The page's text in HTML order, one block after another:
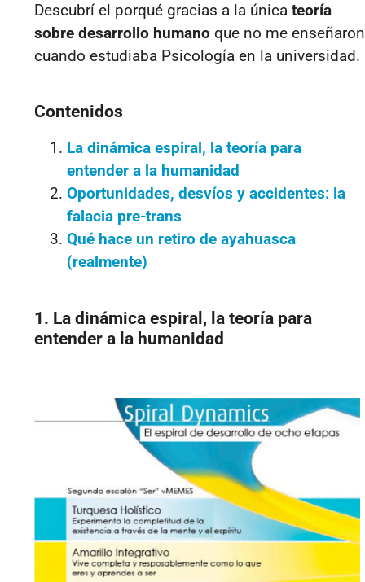
Descubrí el porqué gracias a la única teoría
sobre desarrollo humano que no me enseñaron
cuando estudiaba Psicología en la universidad.
Contenidos
La dinámica espiral, la teoría para
entender a la humanidad
Oportunidades, desvíos y accidentes: la
falacia pre-trans
Qué hace un retiro de ayahuasca
(realmente)
1. La dinámica espiral, la teoría para
entender a la humanidad